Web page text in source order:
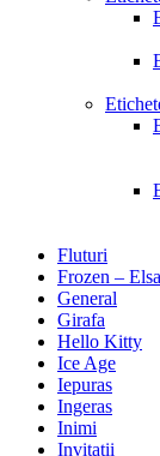
Fluturi
Frozen – Elsa
General
Girafa
Hello Kitty
Ice Age
Iepuras
Ingeras
Inimi
Invitatii